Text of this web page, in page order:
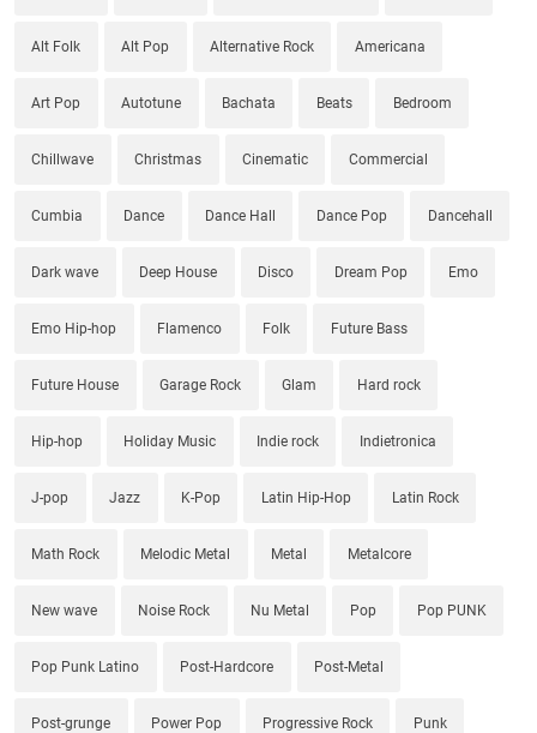
Alt Folk Alt Pop Alternative Rock Americana
Art Pop Autotune Bachata Beats Bedroom
Chillwave Christmas Cinematic Commercial
Cumbia Dance Dance Hall Dance Pop Dancehall
Dark wave Deep House Disco Dream Pop Emo
Emo Hip-hop Flamenco Folk Future Bass
Future House Garage Rock Glam Hard rock
Hip-hop Holiday Music Indie rock Indietronica
J-pop Jazz K-Pop Latin Hip-Hop Latin Rock
Math Rock Melodic Metal Metal Metalcore
New wave Noise Rock Nu Metal Pop Pop PUNK
Pop Punk Latino Post-Hardcore Post-Metal
Post-grunge Power Pop Progressive Rock Punk